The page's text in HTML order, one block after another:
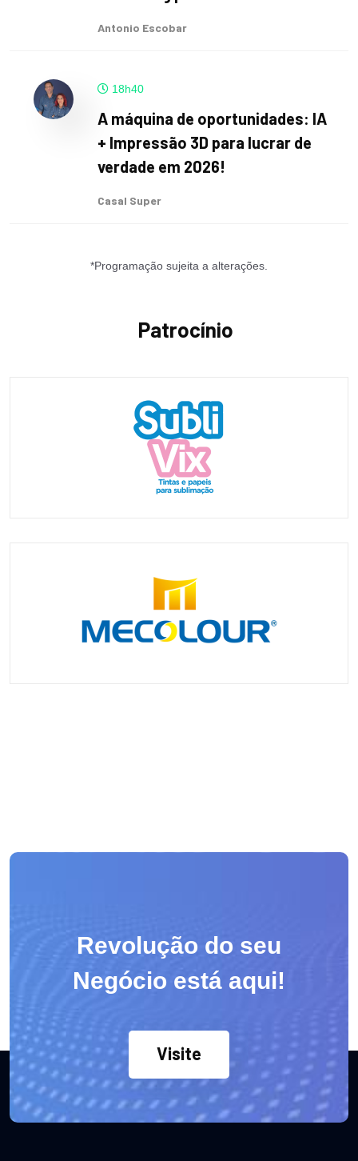
Antonio Escobar
18h40
A máquina de oportunidades: IA
+ Impressão 3D para lucrar de
verdade em 2026!
Casal Super
*Programação sujeita a alterações.
Patrocínio
Revolução do seu
Negócio está aqui!
Visite